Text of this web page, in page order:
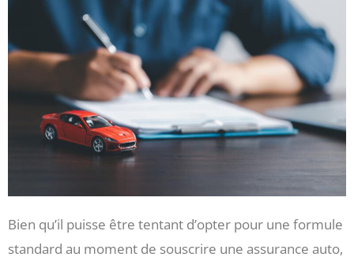
Bien qu’il puisse être tentant d’opter pour une formule
standard au moment de souscrire une assurance auto,